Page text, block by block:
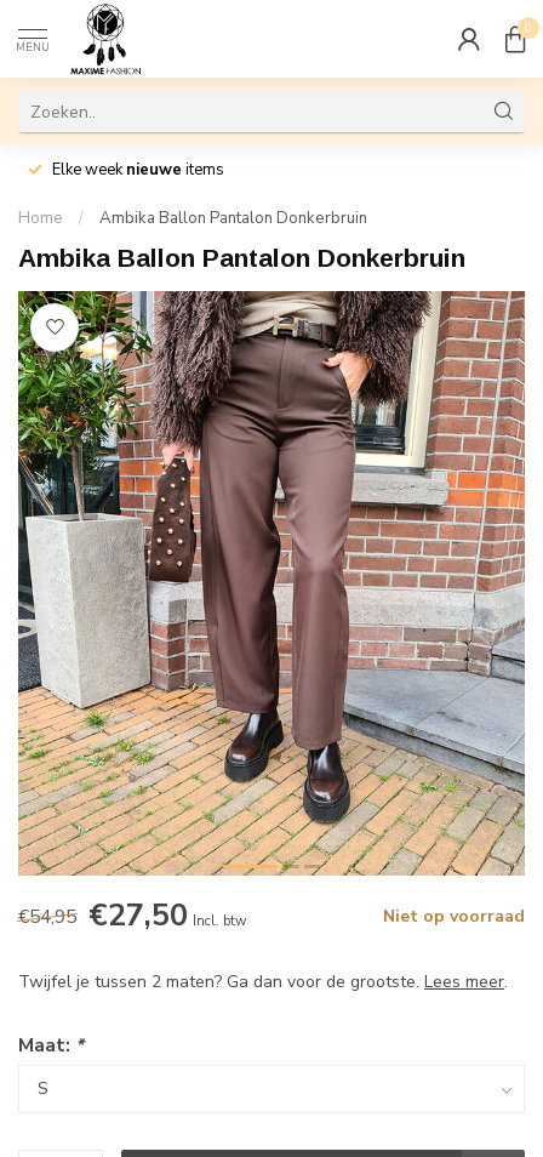
MENU
0
Elke weeknieuwe items
Home / Ambika Ballon Pantalon Donkerbruin
Ambika Ballon Pantalon Donkerbruin
€54,95 €27,50 Incl. btw Niet op voorraad
Twijfel je tussen 2 maten? Ga dan voor de grootste. Lees meer.
Maat: *